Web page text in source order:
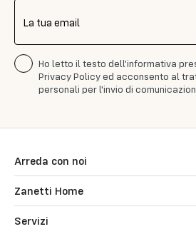
La tua email
Ho letto il testo dell'informativa
Privacy Policy ed acconsento al
personali per l'invio di
Arreda con noi
Zanetti Home
Servizi